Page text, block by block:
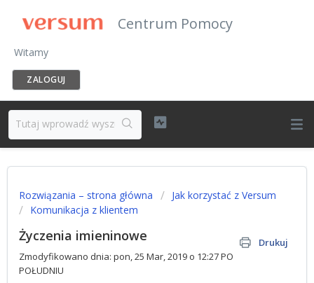
Centrum Pomocy
Witamy
ZALOGUJ
Rozwiązania – strona główna
Jak korzystać z Versum
Komunikacja z klientem
Życzenia imieninowe
Drukuj
Zmodyfikowano dnia: pon, 25 Mar, 2019 o 12:27 PO
POŁUDNIU